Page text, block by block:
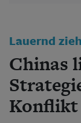
Lauernd
Chinas
Konflikt